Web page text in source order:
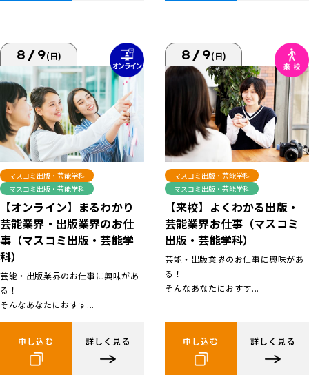
8/9(日)
マスコミ出版・芸能学科
マスコミ出版・芸能学科
【オンライン】まるわかり
芸能業界・出版業界のお仕
事（マスコミ出版・芸能学
科）
芸能・出版業界のお仕事に興味があ
る！
そんなあなたにおすす...
申し込む 詳しく見る
8/9(日)
マスコミ出版・芸能学科
マスコミ出版・芸能学科
【来校】よくわかる出版・
芸能業界お仕事（マスコミ
出版・芸能学科）
芸能・出版業界のお仕事に興味があ
る！
そんなあなたにおすす...
申し込む 詳しく見る